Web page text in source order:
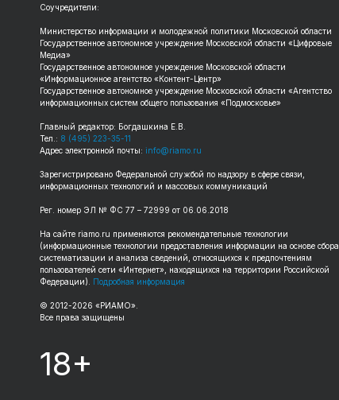
Соучредители:
Министерство информации и молодежной политики Московской области
Государственное автономное учреждение Московской области «Цифровые
Медиа»
Государственное автономное учреждение Московской области
«Информационное агентство «Контент-Центр»
Государственное автономное учреждение Московской области «Агентство
информационных систем общего пользования «Подмосковье»
Главный редактор: Богдашкина Е.В.
Тел.: 8 (495) 223-35-11
Адрес электронной почты:info@riamo.ru
Зарегистрировано Федеральной службой по надзору в сфере связи,
информационных технологий и массовых коммуникаций
Рег. номер ЭЛ № ФС 77 – 72999 от 06.06.2018
На сайте riamo.ru применяются рекомендательные технологии
(информационные технологии предоставления информации на основе сбора,
систематизации и анализа сведений, относящихся к предпочтениям
пользователей сети «Интернет», находящихся на территории Российской
Федерации). Подробная информация
© 2012-2026 «РИАМО».
Все права защищены
18+